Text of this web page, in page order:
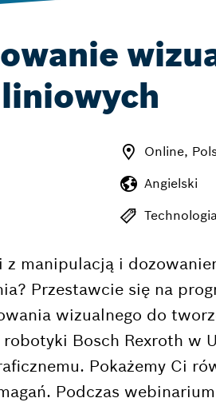
Online,
Angielski
manipulacją i
Przestawcie się na
wizualnego do
Bosch Rexroth w
Pokażemy Ci
Podczas